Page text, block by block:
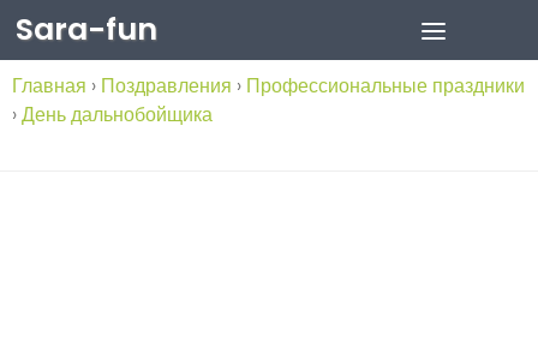
Skip to content
Sara-fun
Главная › Поздравления › Профессиональные праздники
›День дальнобойщика